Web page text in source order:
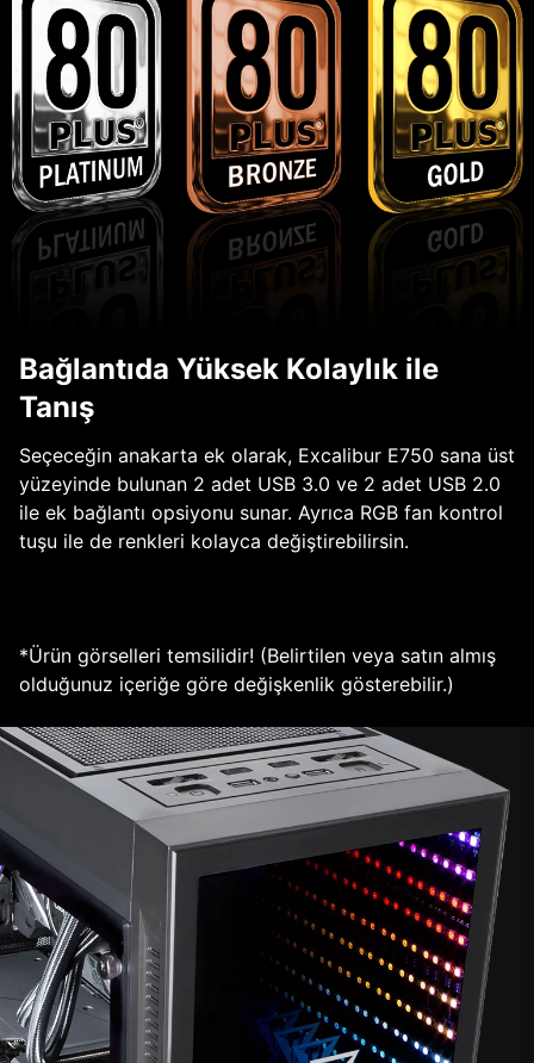
Bağlantıda Yüksek Kolaylık ile
Tanış
Seçeceğin anakarta ek olarak, Excalibur E750 sana üst
yüzeyinde bulunan 2 adet USB 3.0 ve 2 adet USB 2.0
ile ek bağlantı opsiyonu sunar. Ayrıca RGB fan kontrol
tuşu ile de renkleri kolayca değiştirebilirsin.
*Ürün görselleri temsilidir! (Belirtilen veya satın almış
olduğunuz içeriğe göre değişkenlik gösterebilir.)